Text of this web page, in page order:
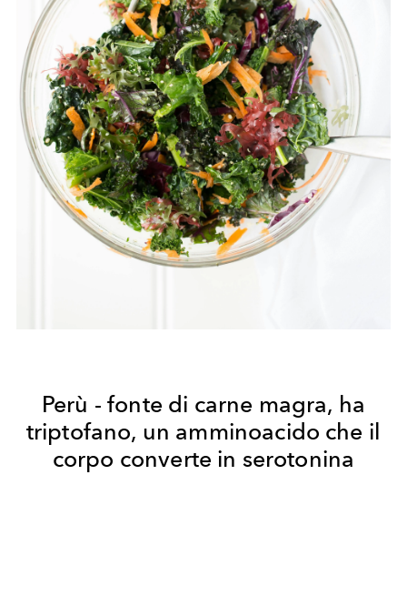
Perù - fonte di carne magra, ha
triptofano, un amminoacido che il
corpo converte in serotonina